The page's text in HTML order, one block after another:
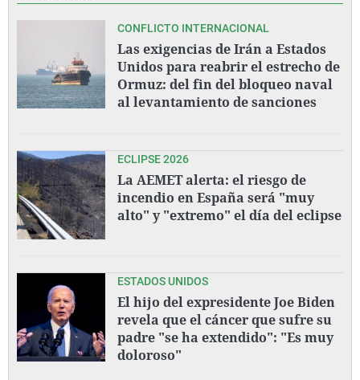
CONFLICTO INTERNACIONAL
Las exigencias de Irán a Estados
Unidos para reabrir el estrecho de
Ormuz: del fin del bloqueo naval
al levantamiento de sanciones
ECLIPSE 2026
La AEMET alerta: el riesgo de
incendio en España será "muy
alto" y "extremo" el día del eclipse
ESTADOS UNIDOS
El hijo del expresidente Joe Biden
revela que el cáncer que sufre su
padre "se ha extendido": "Es muy
doloroso"